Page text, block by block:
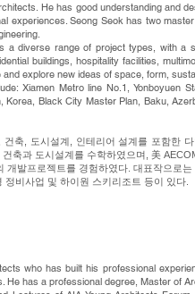
He has good understanding and
experiences. Seong Seok has two
a diverse range of project types, with a
buildings, hospitality facilities,
explore new ideas of space, form,
Xiamen Metro line No.1, Yonboyuen
Black City Master Plan, Baku,
축, 도시설계, 인테리어 설계를 포함한
축과 도시설계를 수학하였으며, 美
개발프로젝트를 경험하였다. 대표작으로
비사업 및 하이원 스키리조트 등이 있다.
who has built his professional
He has a professional degree, Master of